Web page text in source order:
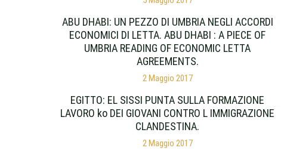
ABU DHABI: UN PEZZO DI UMBRIA NEGLI ACCORDI
ECONOMICI DI LETTA. ABU DHABI : A PIECE OF
UMBRIA READING OF ECONOMIC LETTA
AGREEMENTS.
2 Maggio 2017
EGITTO: EL SISSI PUNTA SULLA FORMAZIONE
LAVORO ko DEI GIOVANI CONTRO L IMMIGRAZIONE
CLANDESTINA.
2 Maggio 2017